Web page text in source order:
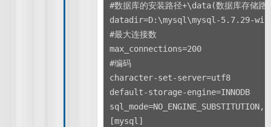
#数据库的安装路径+\data(数据库存储路
datadir=D:\mysql\mysql-5.7.29-
#最大连接数
max_connections=200
#编码
character-set-server=utf8
default-storage-engine=INNODB
[mysql]